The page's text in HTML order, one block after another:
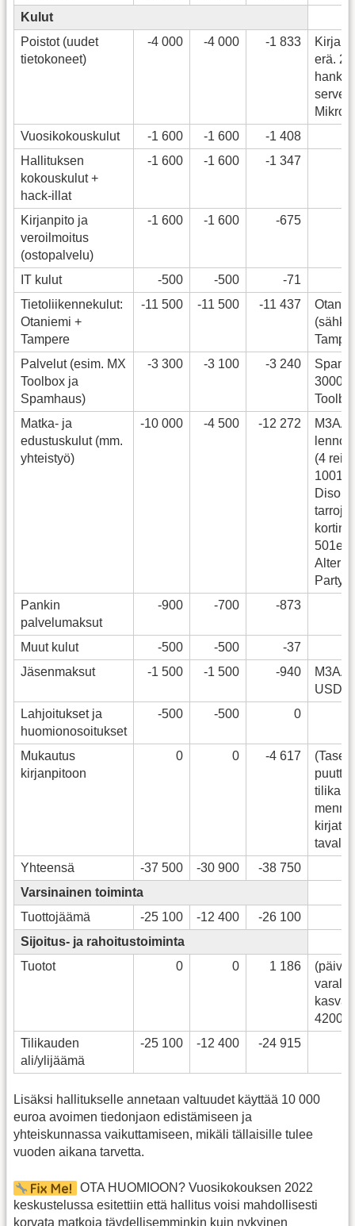
Kulut
Poistot (uudet
tietokoneet)
-4 000 -4 000 -1 833
erä.
Vuosikokouskulut
-1 600 -1 600
-1 408
Hallituksen
kokouskulut +
hack-illat
-1 600 -1 600 -1 347
Kirjanpito ja
veroilmoitus
(ostopalvelu)
-1 600 -1 600 -675
IT kulut -500 -500
-71
Tietoliikennekulut:
Otaniemi +
Tampere
-11 500 -11 500 -11 437
Palvelut (esim. MX
Toolbox ja
Spamhaus)
-3 300 -3 100 -3 240
Matka- ja
edustuskulut (mm.
yhteistyö)
-10 000 -4 500 -12 272
lennot
(4
tarroja
501e,
Party
Pankin
palvelumaksut
-900 -700 -873
Muut kulut -500 -500
-37
Jäsenmaksut
-1 500 -1 500 -940
USD
Lahjoitukset ja
huomionosoitukset
-500 -500 0
Mukautus
kirjanpitoon
0 0 -4 617
kirjattu
tavalla)
Yhteensä
-37 500 -30 900
-38 750
Varsinainen toiminta
Tuottojäämä
-25 100 -12 400
-26 100
Sijoitus- ja rahoitustoiminta
Tuotot
0 0 1 186
Tilikauden
ali/ylijäämä
-25 100 -12 400 -24 915
Lisäksi hallitukselle annetaan valtuudet käyttää 10 000
euroa avoimen tiedonjaon edistämiseen ja
yhteiskunnassa vaikuttamiseen, mikäli tällaisille tulee
vuoden aikana tarvetta.
OTA HUOMIOON? Vuosikokouksen 2022
keskustelussa esitettiin että hallitus voisi mahdollisesti
korvata matkoja täydellisemminkin kuin nykyinen